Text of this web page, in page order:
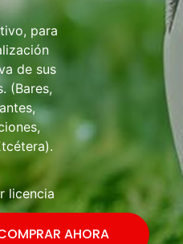
para
de sus
(Bares,
licencia
AHORA